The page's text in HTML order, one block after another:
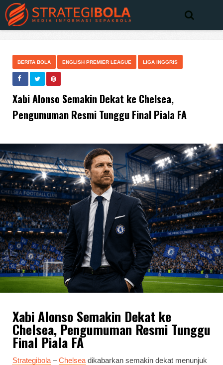
BERITA BOLA ENGLISH PREMIER LEAGUE LIGA INGGRIS
Xabi Alonso Semakin Dekat ke Chelsea,
Pengumuman Resmi Tunggu Final Piala FA
Xabi Alonso Semakin Dekat ke
Chelsea, Pengumuman Resmi Tunggu
Final Piala FA
Strategibola –Chelsea dikabarkan semakin dekat menunjuk